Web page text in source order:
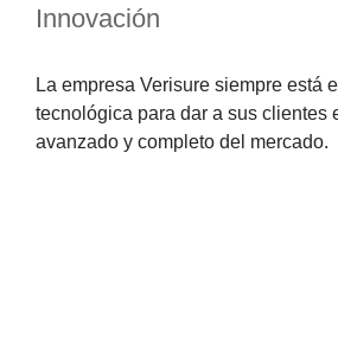
Innovación
La empresa Verisure siempre está
tecnológica para dar a sus clientes
avanzado y completo del mercado.